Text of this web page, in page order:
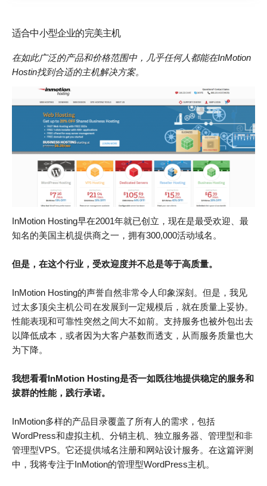
适合中小型企业的完美主机
在如此广泛的产品和价格范围中，几乎任何人都能在InMotion
Hostin找到合适的主机解决方案。
InMotion Hosting早在2001年就已创立，现在是最受欢迎、最
知名的美国主机提供商之一，拥有300,000活动域名。
但是，在这个行业，受欢迎度并不总是等于高质量。
InMotion Hosting的声誉自然非常令人印象深刻。但是，我见
过太多顶尖主机公司在发展到一定规模后，就在质量上妥协。
性能表现和可靠性突然之间大不如前。支持服务也被外包出去
以降低成本，或者因为大客户基数而透支，从而服务质量也大
为下降。
我想看看InMotion Hosting是否一如既往地提供稳定的服务和
拔群的性能，践行承诺。
InMotion多样的产品目录覆盖了所有人的需求，包括
WordPress和虚拟主机、分销主机、独立服务器、管理型和非
管理型VPS。它还提供域名注册和网站设计服务。在这篇评测
中，我将专注于InMotion的管理型WordPress主机。